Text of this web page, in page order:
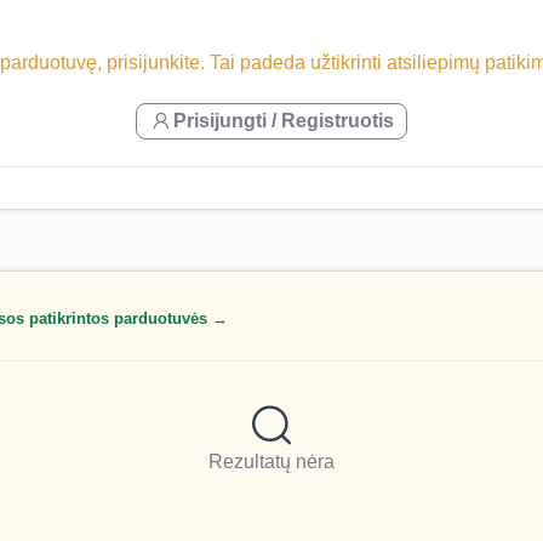
prisijunkite. Tai padeda užtikrinti atsiliepimų
Prisijungti / Registruotis
patikrintos parduotuvės →
Rezultatų nėra